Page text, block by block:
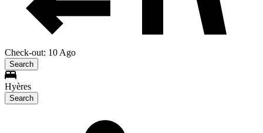
Check-out: 10 Ago
Search
Hyères
Search